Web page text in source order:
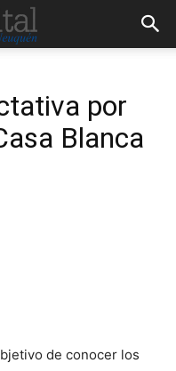
por
Blanca
de conocer los